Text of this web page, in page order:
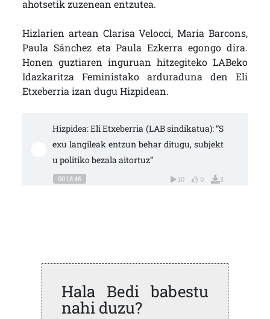
ahotsetik zuzenean entzutea.
Hizlarien artean Clarisa Velocci, Maria Barcons,
Paula Sánchez eta Paula Ezkerra egongo dira.
Honen guztiaren inguruan hitzegiteko LABeko
Idazkaritza Feministako arduraduna den Eli
Etxeberria izan dugu Hizpidean.
Hizpidea: Eli Etxeberria (LAB sindikatua): “S
exu langileak entzun behar ditugu, subjekt
u politiko bezala aitortuz”
00:18:46 10 0 3
Hala Bedi babestu
nahi duzu?